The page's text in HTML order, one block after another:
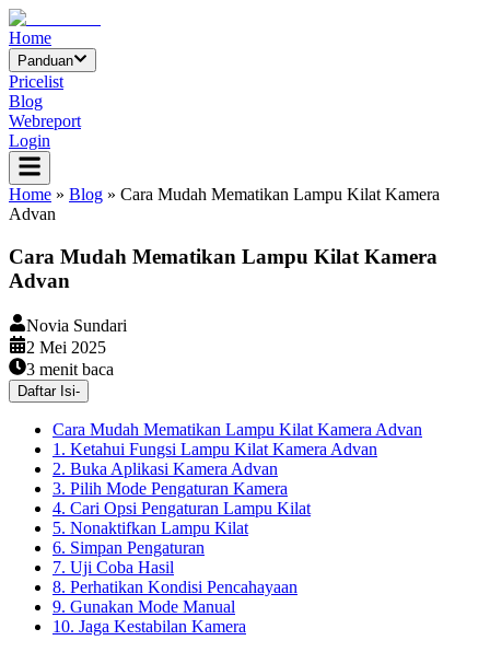
Home
Panduan
Pricelist
Blog
Webreport
Login
Home » Blog » Cara Mudah Mematikan Lampu Kilat Kamera
Advan
Cara Mudah Mematikan Lampu Kilat Kamera
Advan
Novia Sundari
2 Mei 2025
3 menit baca
Daftar Isi-
Cara Mudah Mematikan Lampu Kilat Kamera Advan
1. Ketahui Fungsi Lampu Kilat Kamera Advan
2. Buka Aplikasi Kamera Advan
3. Pilih Mode Pengaturan Kamera
4. Cari Opsi Pengaturan Lampu Kilat
5. Nonaktifkan Lampu Kilat
6. Simpan Pengaturan
7. Uji Coba Hasil
8. Perhatikan Kondisi Pencahayaan
9. Gunakan Mode Manual
10. Jaga Kestabilan Kamera